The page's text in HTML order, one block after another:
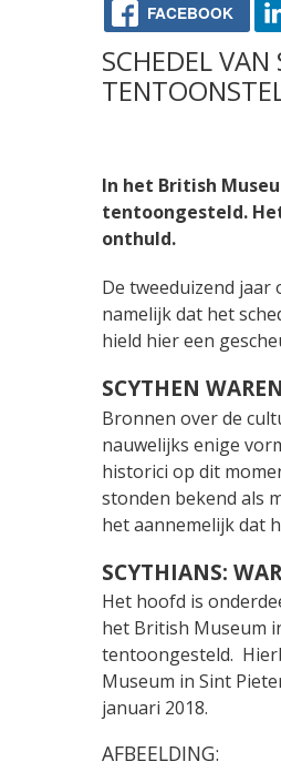
FACEBOOK
SCHEDEL VAN
In het British
tentoongesteld.
onthuld.
De tweeduizend jaar
namelijk dat het
hield hier een
SCYTHEN
Bronnen over de
nauwelijks enige
historici op dit
stonden bekend als
het aannemelijk dat
SCYTHIANS:
Het hoofd is
het British Museum
tentoongesteld.
Museum in Sint
januari 2018.
AFBEELDING: